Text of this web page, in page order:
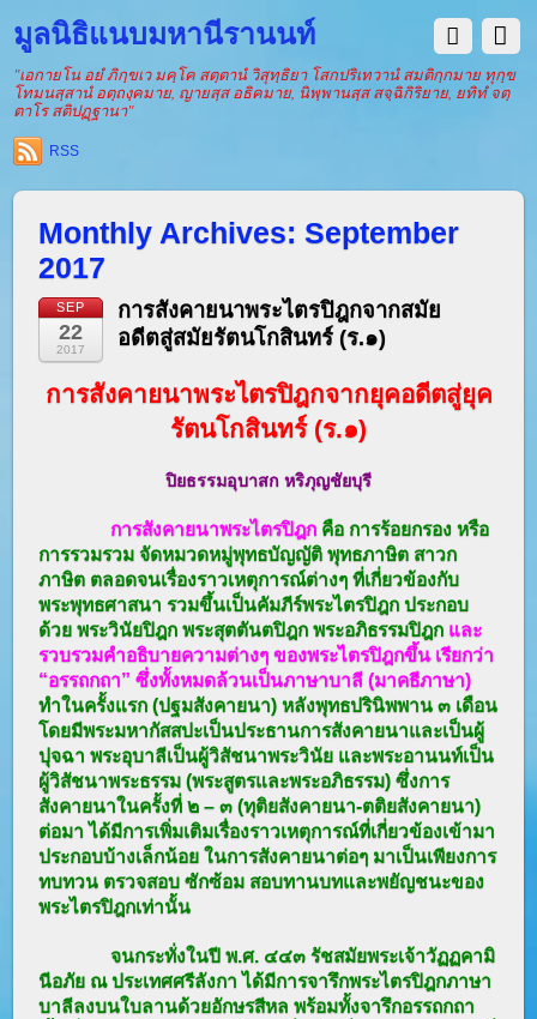
มูลนิธิแนบมหานีรานนท์
"เอกายโน อยํ ภิกฺขเว มคฺโค สตฺตานํ วิสุทฺธิยา โสกปริเทวานํ สมติกฺกมาย ทุกฺข
โทมนสฺสานํ อตฺถงฺคมาย, ญายสฺส อธิคมาย, นิพฺพานสฺส สจฺฉิกิริยาย, ยทิทํ จตฺ
ตาโร สติปฏฺฐานา"
RSS
Monthly Archives:September
2017
SEP
22
2017
การสังคายนาพระไตรปิฎกจากสมัย
อดีตสู่สมัยรัตนโกสินทร์ (ร.๑)
การสังคายนาพระไตรปิฎกจากยุคอดีตสู่ยุค
รัตนโกสินทร์ (ร.๑)
ปิยธรรมอุบาสก หริภุญชัยบุรี
การสังคายนาพระไตรปิฎก คือ การร้อยกรอง หรือ
การรวมรวม จัดหมวดหมู่พุทธบัญญัติ พุทธภาษิต สาวก
ภาษิต ตลอดจนเรื่องราวเหตุการณ์ต่างๆ ที่เกี่ยวข้องกับ
พระพุทธศาสนา รวมขึ้นเป็นคัมภีร์พระไตรปิฎก ประกอบ
ด้วย พระวินัยปิฎก พระสุตตันตปิฎก พระอภิธรรมปิฎก และ
รวบรวมคำอธิบายความต่างๆ ของพระไตรปิฎกขึ้น เรียกว่า
“อรรถกถา” ซึ่งทั้งหมดล้วนเป็นภาษาบาลี (มาคธีภาษา)
ทำในครั้งแรก (ปฐมสังคายนา) หลังพุทธปรินิพพาน ๓ เดือน
โดยมีพระมหากัสสปะเป็นประธานการสังคายนาและเป็นผู้
ปุจฉา พระอุบาลีเป็นผู้วิสัชนาพระวินัย และพระอานนท์เป็น
ผู้วิสัชนาพระธรรม (พระสูตรและพระอภิธรรม) ซึ่งการ
สังคายนาในครั้งที่ ๒ – ๓ (ทุติยสังคายนา-ตติยสังคายนา)
ต่อมา ได้มีการเพิ่มเติมเรื่องราวเหตุการณ์ที่เกี่ยวข้องเข้ามา
ประกอบบ้างเล็กน้อย ในการสังคายนาต่อๆ มาเป็นเพียงการ
ทบทวน ตรวจสอบ ซักซ้อม สอบทานบทและพยัญชนะของ
พระไตรปิฎกเท่านั้น
จนกระทั่งในปี พ.ศ. ๔๔๓ รัชสมัยพระเจ้าวัฏฏคามิ
นีอภัย ณ ประเทศศรีลังกา ได้มีการจารึกพระไตรปิฎกภาษา
บาลีลงบนใบลานด้วยอักษรสีหล พร้อมทั้งจารึกอรรถกถา